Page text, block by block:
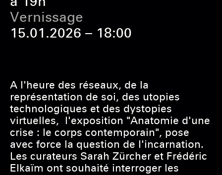
Vernissage
15.01.2026 – 18:00
A l'heure des réseaux, de la
représentation de soi, des utopies
technologiques et des dystopies
virtuelles, l'exposition "Anatomie d'une
crise : le corps contemporain", pose
avec force la question de l'incarnation.
Les curateurs Sarah Zürcher et Frédéric
Elkaïm ont souhaité interroger les